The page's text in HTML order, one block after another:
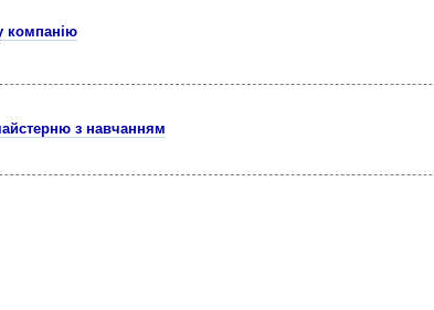
компанію
з навчанням